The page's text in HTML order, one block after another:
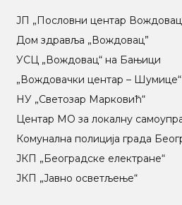
ЈП „Пословни центар
Дом здравља „Вождовац”
УСЦ „Вождовац“ на Бањици
„Вождовачки центар – Шумице“
НУ „Светозар Марковић“
Центар МO за локалну
Комунална полиција града
ЈКП „Београдске електране“
ЈКП „Јавно осветљење“